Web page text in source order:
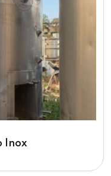
Inox